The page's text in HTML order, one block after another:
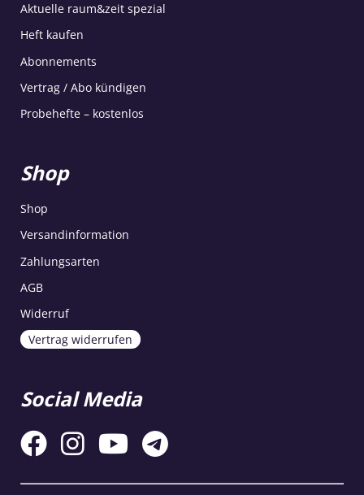
Aktuelle raum&zeit spezial
Heft kaufen
Abonnements
Vertrag / Abo kündigen
Probehefte – kostenlos
Shop
Shop
Versandinformation
Zahlungsarten
AGB
Widerruf
Vertrag widerrufen
Social Media